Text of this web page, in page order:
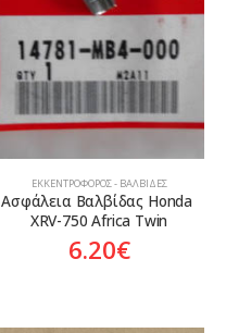
ΕΚΚΕΝΤΡΟΦΌΡΟΣ - ΒΑΛΒΊΔΕΣ
Ασφάλεια Βαλβίδας Honda
XRV-750 Africa Twin
6.20€